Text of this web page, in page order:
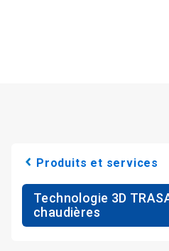
Produits et services
Technologie 3D
chaudières